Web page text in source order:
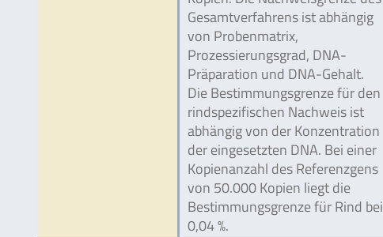
Gesamtverfahrens ist abhängig
von Probenmatrix,
Prozessierungsgrad, DNA-
Präparation und DNA-Gehalt.
Die Bestimmungsgrenze für den
rindspezifischen Nachweis ist
abhängig von der Konzentration
der eingesetzten DNA. Bei einer
Kopienanzahl des Referenzgens
von 50.000 Kopien liegt die
Bestimmungsgrenze für Rind bei
0,04 %.